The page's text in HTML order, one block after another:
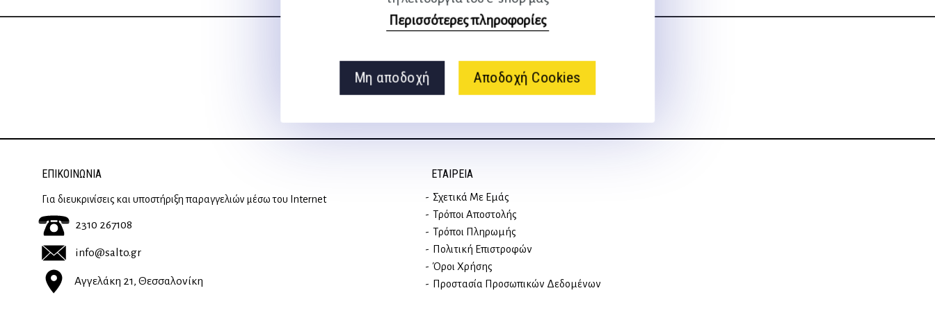
Περισσότερες πληροφορίες
Μη αποδοχή Αποδοχή Cookies
στα social media
ΕΠΙΚΟΙΝΩΝΊΑ
Για διευκρινίσεις και υποστήριξη παραγγελιών μέσω του Internet
2310 267108
info@salto.gr
Αγγελάκη 21, Θεσσαλονίκη
ΕΤΑΙΡΕΊΑ
Σχετικά Με Εμάς
Τρόποι Αποστολής
Τρόποι Πληρωμής
Πολιτική Επιστροφών
Όροι Χρήσης
Προστασία Προσωπικών Δεδομένων